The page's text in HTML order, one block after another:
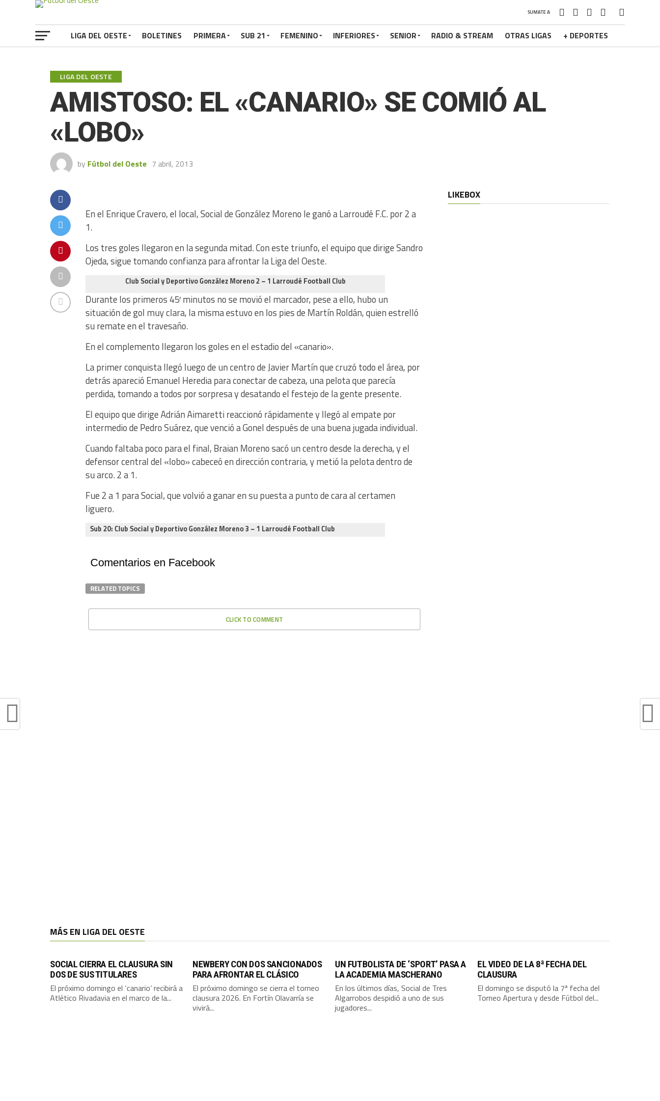
SUMATE A
LIGA DEL OESTE BOLETINES PRIMERA SUB 21 FEMENINO INFERIORES SENIOR RADIO & STREAM OTRAS LIGAS + DEPORTES
LIGA DEL OESTE
AMISTOSO: EL «CANARIO» SE COMIÓ AL
«LOBO»
by Fútbol del Oeste 7 abril, 2013
En el Enrique Cravero, el local, Social de González Moreno le ganó a Larroudé F.C. por 2 a
1.
Los tres goles llegaron en la segunda mitad. Con este triunfo, el equipo que dirige Sandro
Ojeda, sigue tomando confianza para afrontar la Liga del Oeste.
Club Social y Deportivo González Moreno 2 – 1 Larroudé Football Club
Durante los primeros 45′ minutos no se movió el marcador, pese a ello, hubo un
situación de gol muy clara, la misma estuvo en los pies de Martín Roldán, quien estrelló
su remate en el travesaño.
En el complemento llegaron los goles en el estadio del «canario».
La primer conquista llegó luego de un centro de Javier Martín que cruzó todo el área, por
detrás apareció Emanuel Heredia para conectar de cabeza, una pelota que parecía
perdida, tomando a todos por sorpresa y desatando el festejo de la gente presente.
El equipo que dirige Adrián Aimaretti reaccionó rápidamente y llegó al empate por
intermedio de Pedro Suárez, que venció a Gonel después de una buena jugada individual.
Cuando faltaba poco para el final, Braian Moreno sacó un centro desde la derecha, y el
defensor central del «lobo» cabeceó en dirección contraria, y metió la pelota dentro de
su arco. 2 a 1.
Fue 2 a 1 para Social, que volvió a ganar en su puesta a punto de cara al certamen
liguero.
Sub 20: Club Social y Deportivo González Moreno 3 – 1 Larroudé Football Club
Comentarios en Facebook
RELATED TOPICS
CLICK TO COMMENT
LIKEBOX
MÁS EN LIGA DEL OESTE
SOCIAL CIERRA EL CLAUSURA SIN
DOS DE SUS TITULARES
El próximo domingo el ‘canario’ recibirá a
Atlético Rivadavia en el marco de la...
NEWBERY CON DOS SANCIONADOS
PARA AFRONTAR EL CLÁSICO
El próximo domingo se cierra el torneo
clausura 2026. En Fortín Olavarría se
vivirá...
UN FUTBOLISTA DE ‘SPORT’ PASA A
LA ACADEMIA MASCHERANO
En los últimos días, Social de Tres
Algarrobos despidió a uno de sus
jugadores...
EL VIDEO DE LA 8ª FECHA DEL
CLAUSURA
El domingo se disputó la 7ª fecha del
Torneo Apertura y desde Fútbol del...